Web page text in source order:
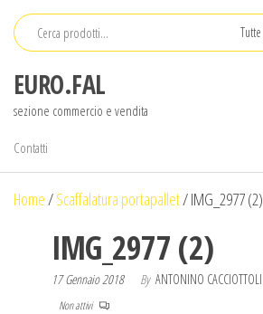
Salta
contenuto
EURO.FAL
sezione commercio e vendita
Contatti
Home/Scaffalatura portapallet/IMG_2977 (2)
IMG_2977 (2)
17 Gennaio 2018 By ANTONINO CACCIOTTOLI
Non attivi